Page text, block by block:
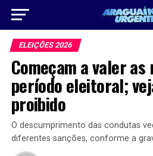
ELEIÇÕES 2026
Começam a valer
período eleitoral;
proibido
O descumprimento das condutas
diferentes sanções, conforme a